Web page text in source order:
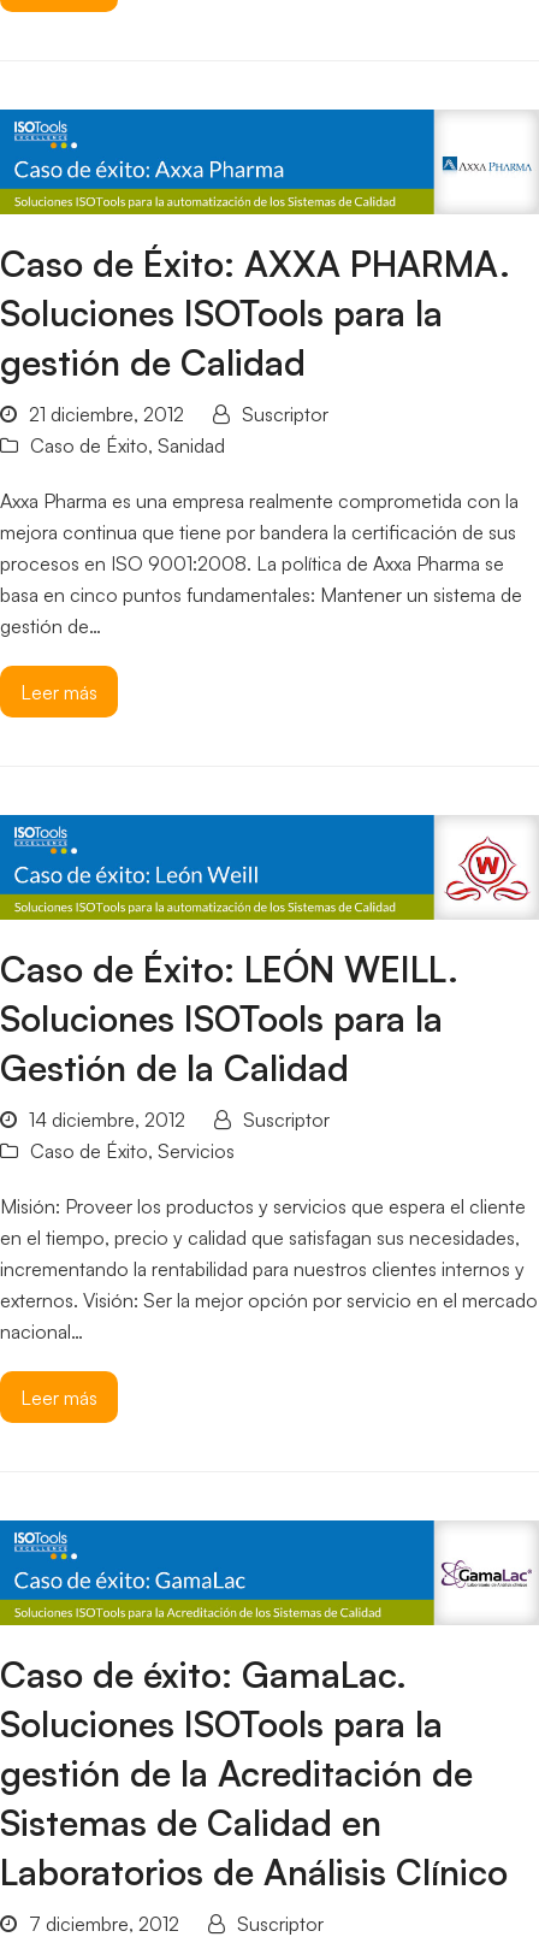
Caso de Éxito: AXXA PHARMA.
Soluciones ISOTools para la
gestión de Calidad
21 diciembre, 2012
Suscriptor
Caso de Éxito, Sanidad
Axxa Pharma es una empresa realmente comprometida con la
mejora continua que tiene por bandera la certificación de sus
procesos en ISO 9001:2008. La política de Axxa Pharma se
basa en cinco puntos fundamentales: Mantener un sistema de
gestión de…
Leer más
Caso de Éxito: LEÓN WEILL.
Soluciones ISOTools para la
Gestión de la Calidad
14 diciembre, 2012
Suscriptor
Caso de Éxito, Servicios
Misión: Proveer los productos y servicios que espera el cliente
en el tiempo, precio y calidad que satisfagan sus necesidades,
incrementando la rentabilidad para nuestros clientes internos y
externos. Visión: Ser la mejor opción por servicio en el mercado
nacional…
Leer más
Caso de éxito: GamaLac.
Soluciones ISOTools para la
gestión de la Acreditación de
Sistemas de Calidad en
Laboratorios de Análisis Clínico
7 diciembre, 2012 Suscriptor